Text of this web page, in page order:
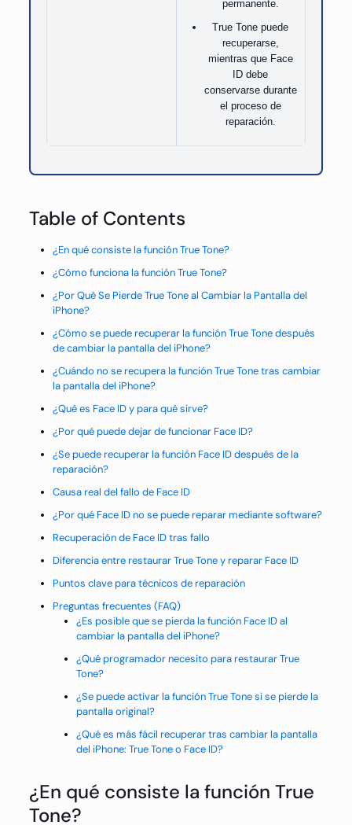
permanente.
True Tone puede
recuperarse,
mientras que Face
ID debe
conservarse durante
el proceso de
reparación.
Table of Contents
¿En qué consiste la función True Tone?
¿Cómo funciona la función True Tone?
¿Por Qué Se Pierde True Tone al Cambiar la Pantalla del
iPhone?
¿Cómo se puede recuperar la función True Tone después
de cambiar la pantalla del iPhone?
¿Cuándo no se recupera la función True Tone tras cambiar
la pantalla del iPhone?
¿Qué es Face ID y para qué sirve?
¿Por qué puede dejar de funcionar Face ID?
¿Se puede recuperar la función Face ID después de la
reparación?
Causa real del fallo de Face ID
¿Por qué Face ID no se puede reparar mediante software?
Recuperación de Face ID tras fallo
Diferencia entre restaurar True Tone y reparar Face ID
Puntos clave para técnicos de reparación
Preguntas frecuentes (FAQ)
¿Es posible que se pierda la función Face ID al
cambiar la pantalla del iPhone?
¿Qué programador necesito para restaurar True
Tone?
¿Se puede activar la función True Tone si se pierde la
pantalla original?
¿Qué es más fácil recuperar tras cambiar la pantalla
del iPhone: True Tone o Face ID?
¿En qué consiste la función True
Tone?